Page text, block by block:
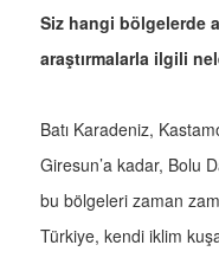
Siz hangi bölgelerde
araştırmalarla ilgili
Batı Karadeniz,
Giresun’a kadar, Bolu
bu bölgeleri zaman
Türkiye, kendi iklim